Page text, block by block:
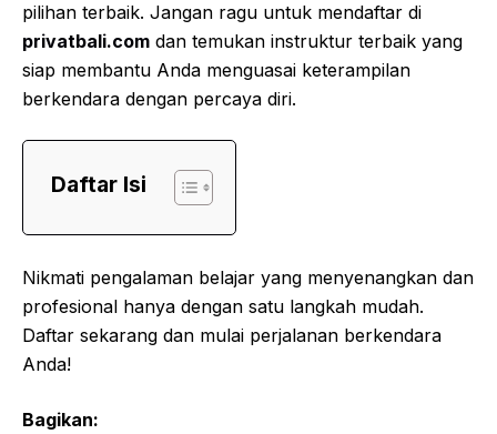
pilihan terbaik. Jangan ragu untuk mendaftar di
privatbali.com dan temukan instruktur terbaik yang
siap membantu Anda menguasai keterampilan
berkendara dengan percaya diri.
Daftar Isi
Nikmati pengalaman belajar yang menyenangkan dan
profesional hanya dengan satu langkah mudah.
Daftar sekarang dan mulai perjalanan berkendara
Anda!
Bagikan: